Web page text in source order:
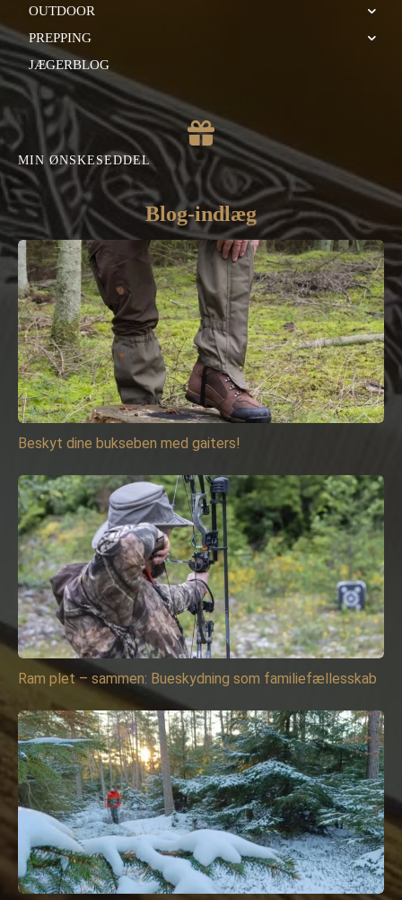
OUTDOOR
PREPPING
JÆGERBLOG
MIN ØNSKESEDDEL
Blog-indlæg
Beskyt dine bukseben med gaiters!
Ram plet – sammen: Bueskydning som familiefællesskab